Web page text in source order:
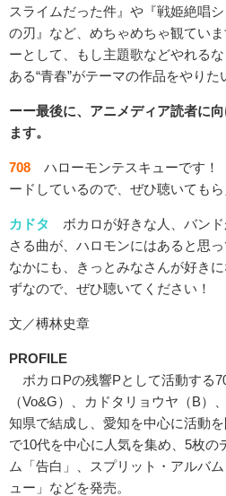
スライムだった件』や『戦姫絶唱
の刃』など、めちゃめちゃ観てい
ーとして、もし主題歌などやれる
ある“青春”がテーマの作品をやりた
ーー最後に、アニメディア読者に
ます。
708 ハローモンテスキューです！
ードしているので、ぜひ聴いてもら
カドタ
ボカロが好きな人、バン
さる曲が、ハロモンにはあると思
なかにも、きっとみなさんが好き
ずなので、ぜひ聴いてください！
文／榑林史章
PROFILE
ボカロPの残響Pとして活動する
（Vo&G）、カドタリョウヤ（B）
知県で結成し、愛知を中心に活動
で10代を中心に人気を集め、5枚の
ム「告白」、スプリット・アルバ
ュー」などを発売。